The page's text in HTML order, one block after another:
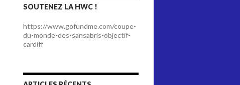
SOUTENEZ LA HWC !
https://www.gofundme.com/coupe-
du-monde-des-sansabris-objectif-
cardiff